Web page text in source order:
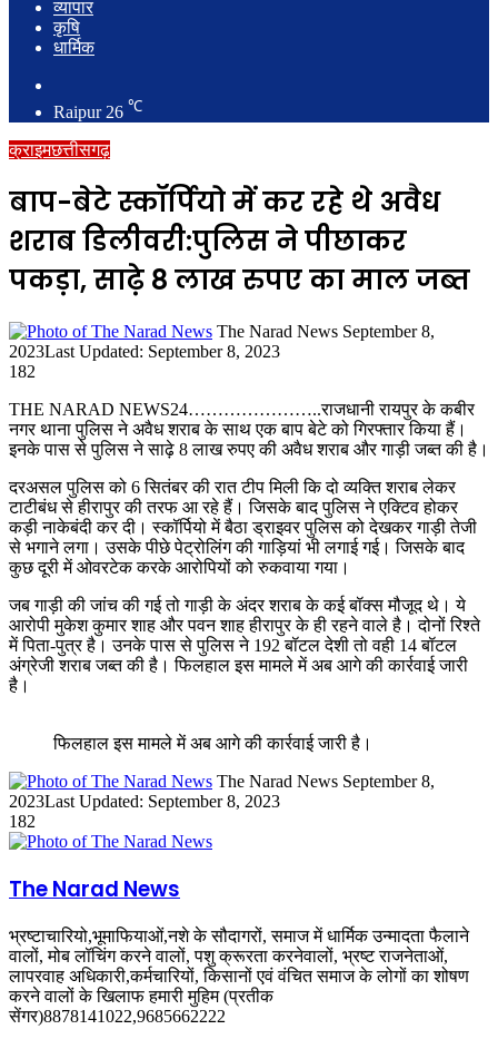
व्यापार
कृषि
धार्मिक
for
Raipur 26 ℃
क्राइमछत्तीसगढ़
बाप-बेटे स्कॉर्पियो में कर रहे थे अवैध
शराब डिलीवरी:पुलिस ने पीछाकर
पकड़ा, साढ़े 8 लाख रुपए का माल जब्त
The Narad News Send
September 8,
2023Last Updated: September 8, 2023
182
THE NARAD NEWS24…………………..राजधानी रायपुर के कबीर
नगर थाना पुलिस ने अवैध शराब के साथ एक बाप बेटे को गिरफ्तार किया हैं।
इनके पास से पुलिस ने साढ़े 8 लाख रुपए की अवैध शराब और गाड़ी जब्त की है।
दरअसल पुलिस को 6 सितंबर की रात टीप मिली कि दो व्यक्ति शराब लेकर
टाटीबंध से हीरापुर की तरफ आ रहे हैं। जिसके बाद पुलिस ने एक्टिव होकर
कड़ी नाकेबंदी कर दी। स्कॉर्पियो में बैठा ड्राइवर पुलिस को देखकर गाड़ी तेजी
से भगाने लगा। उसके पीछे पेट्रोलिंग की गाड़ियां भी लगाई गई। जिसके बाद
कुछ दूरी में ओवरटेक करके आरोपियों को रुकवाया गया।
जब गाड़ी की जांच की गई तो गाड़ी के अंदर शराब के कई बॉक्स मौजूद थे। ये
आरोपी मुकेश कुमार शाह और पवन शाह हीरापुर के ही रहने वाले है। दोनों रिश्ते
में पिता-पुत्र है। उनके पास से पुलिस ने 192 बॉटल देशी तो वही 14 बॉटल
अंग्रेजी शराब जब्त की है। फिलहाल इस मामले में अब आगे की कार्रवाई जारी
है।
फिलहाल इस मामले में अब आगे की कार्रवाई जारी है।
The Narad News Send
September 8,
2023Last Updated: September 8, 2023
182
The Narad News
भ्रष्टाचारियो,भूमाफियाओं,नशे के सौदागरों, समाज में धार्मिक उन्मादता फैलाने
वालों, मोब लॉचिंग करने वालों, पशु क्रूरता करनेवालों, भ्रष्ट राजनेताओं,
लापरवाह अधिकारी,कर्मचारियों, किसानों एवं वंचित समाज के लोगों का शोषण
करने वालों के खिलाफ हमारी मुहिम (प्रतीक
सेंगर)8878141022,9685662222